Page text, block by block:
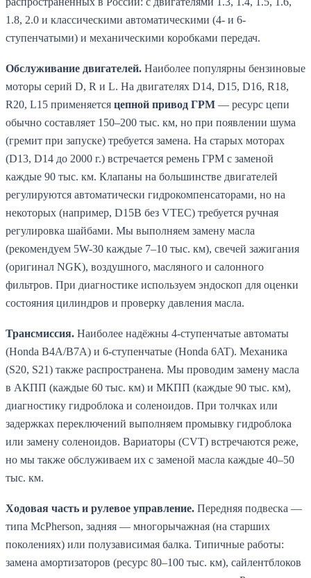
1.8, 2.0 и классическими автоматическими (4- и 6-
ступенчатыми) и механическими коробками передач.
Обслуживание двигателей. Наиболее популярны бензиновые
моторы серий D, R и L. На двигателях D14, D15, D16, R18,
R20, L15 применяется цепной привод ГРМ — ресурс цепи
обычно составляет 150–200 тыс. км, но при появлении шума
(гремит при запуске) требуется замена. На старых моторах
(D13, D14 до 2000 г.) встречается ремень ГРМ с заменой
каждые 90 тыс. км. Клапаны на большинстве двигателей
регулируются автоматически гидрокомпенсаторами, но на
некоторых (например, D15B без VTEC) требуется ручная
регулировка шайбами. Мы выполняем замену масла
(рекомендуем 5W-30 каждые 7–10 тыс. км), свечей зажигания
(оригинал NGK), воздушного, масляного и салонного
фильтров. При диагностике используем эндоскоп для оценки
состояния цилиндров и проверку давления масла.
Трансмиссия. Наиболее надёжны 4-ступенчатые автоматы
(Honda B4A/B7A) и 6-ступенчатые (Honda 6AT). Механика
(S20, S21) также распространена. Мы проводим замену масла
в АКПП (каждые 60 тыс. км) и МКПП (каждые 90 тыс. км),
диагностику гидроблока и соленоидов. При толчках или
задержках переключений выполняем промывку гидроблока
или замену соленоидов. Вариаторы (CVT) встречаются реже,
но мы также обслуживаем их с заменой масла каждые 40–50
тыс. км.
Ходовая часть и рулевое управление. Передняя подвеска —
типа McPherson, задняя — многорычажная (на старших
поколениях) или полузависимая балка. Типичные работы:
замена амортизаторов (ресурс 80–100 тыс. км), сайлентблоков